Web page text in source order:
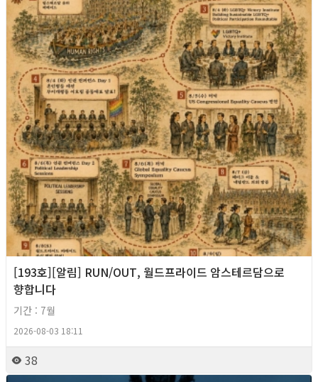
[193호][알림] RUN/OUT, 월드프라이드 암스테르담으로
향합니다
기간 : 7월
2026-08-03 18:11
38